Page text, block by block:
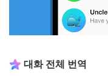
대화 전체 번역